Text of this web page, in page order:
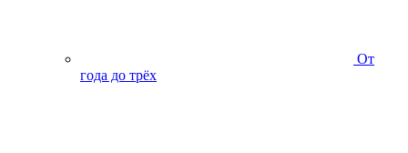
От
года до трёх